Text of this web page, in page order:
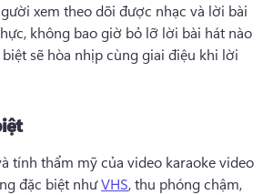
xem theo dõi được nhạc và lời bài
không bao giờ bỏ lỡ lời bài hát nào
sẽ hòa nhịp cùng giai điệu khi lời
tính thẩm mỹ của video karaoke video
đặc biệt như VHS, thu phóng chậm,